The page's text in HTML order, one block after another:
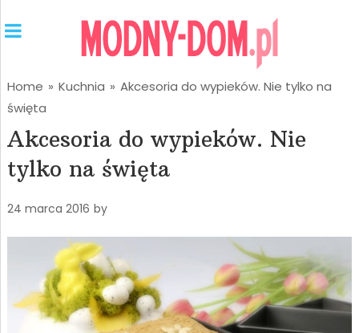
Home » Kuchnia » Akcesoria do wypieków. Nie tylko na
święta
Akcesoria do wypieków. Nie
tylko na święta
24 marca 2016 by